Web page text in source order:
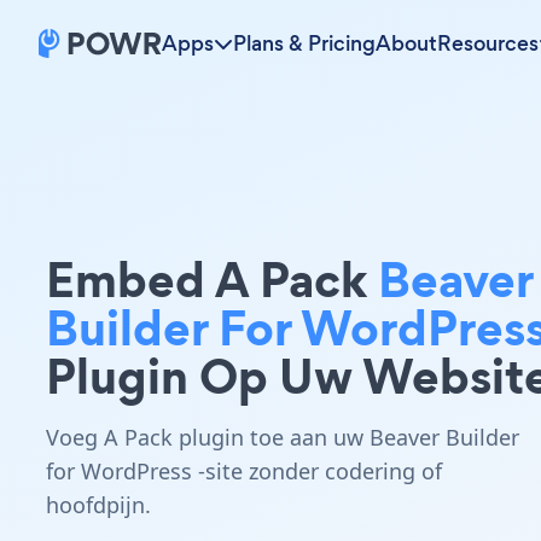
Apps Plans & PricingAboutResources
Embed A Pack Beaver
Builder For
Plugin Op Uw
Voeg A Pack plugin toe aan uw Beaver Builder
for WordPress -site zonder codering of
hoofdpijn.